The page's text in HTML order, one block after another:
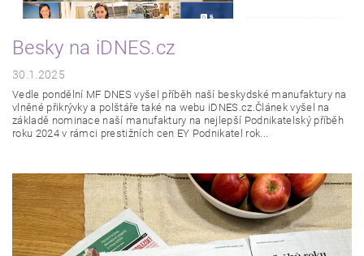
Besky na iDNES.cz
30.1.2025
Vedle pondělní MF DNES vyšel příběh naší beskydské manufaktury na
vlněné přikrývky a polštáře také na webu iDNES.cz.Článek vyšel na
základě nominace naší manufaktury na nejlepší Podnikatelský příběh
roku 2024 v rámci prestižních cen EY Podnikatel rok...